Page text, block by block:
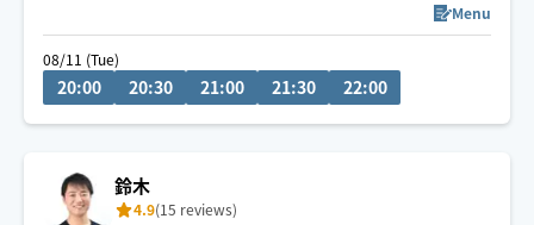
一般サロン整体師やスクール講師等を経て、現在はフリ
ーの整体師・セラピストとして活動してます
※大変恐縮ですが、本業が忙しく現在はリピーター様の
Menu
08/11 (Tue)
20:00 20:30 21:00 21:30 22:00
鈴木
4.9(15 reviews)